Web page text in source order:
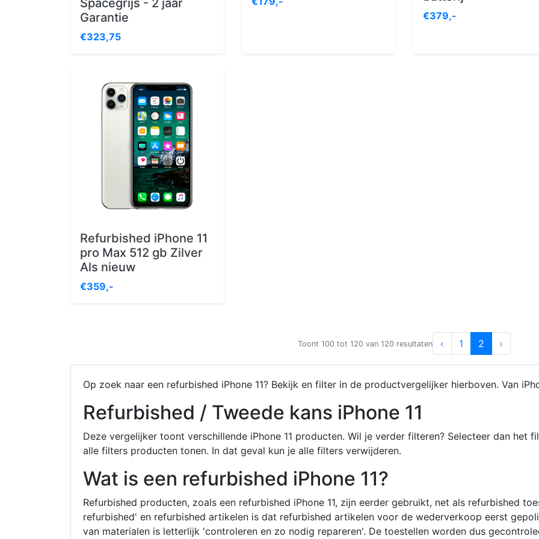
Spacegrijs - 2 jaar
Garantie
€323,75
€379,-
Refurbished iPhone 11
pro Max 512 gb Zilver
Als nieuw
€359,-
Toont 100 tot 120 van 120 resultaten ‹ 1 2 ›
Op zoek naar een refurbished iPhone 11? Bekijk en filter in de productvergelijker hierboven. Van
Refurbished / Tweede kans iPhone 11
Deze vergelijker toont verschillende iPhone 11 producten. Wil je verder filteren? Selecteer dan het
alle filters producten tonen. In dat geval kun je alle filters verwijderen.
Wat is een refurbished iPhone 11?
Refurbished producten, zoals een refurbished iPhone 11, zijn eerder gebruikt, net als refurbished
refurbished' en refurbished artikelen is dat refurbished artikelen voor de wederverkoop eerst
van materialen is letterlijk 'controleren en zo nodig repareren'. De toestellen worden dus